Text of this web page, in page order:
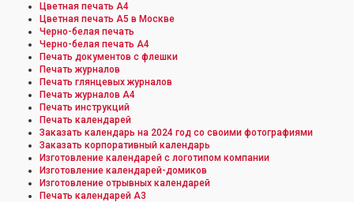
Цветная печать А4
Цветная печать А5 в Москве
Черно-белая печать
Черно-белая печать А4
Печать документов с флешки
Печать журналов
Печать глянцевых журналов
Печать журналов А4
Печать инструкций
Печать календарей
Заказать календарь на 2024 год со своими фотографиями
Заказать корпоративный календарь
Изготовление календарей с логотипом компании
Изготовление календарей-домиков
Изготовление отрывных календарей
Печать календарей А3